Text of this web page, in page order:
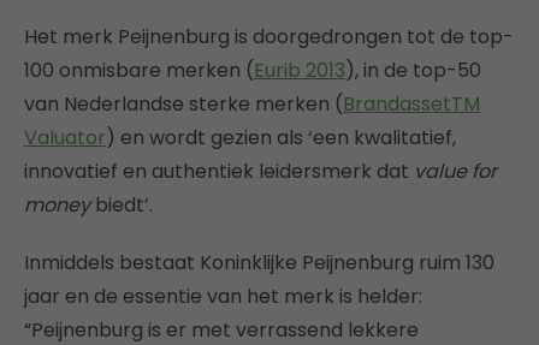
Het merk Peijnenburg is doorgedrongen tot de top-
100 onmisbare merken (Eurib 2013), in de top-50
van Nederlandse sterke merken (BrandassetTM
Valuator) en wordt gezien als ‘een kwalitatief,
innovatief en authentiek leidersmerk dat value for
moneybiedt’.
Inmiddels bestaat Koninklijke Peijnenburg ruim 130
jaar en de essentie van het merk is helder:
“Peijnenburg is er met verrassend lekkere